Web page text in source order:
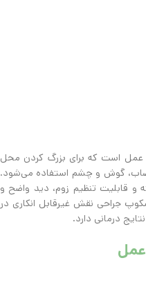
عمل است که برای بزرگ کردن محل
گوش و چشم استفاده می‌شود.
و قابلیت تنظیم زوم، دید واضح و
جراحی نقش غیرقابل انکاری در
درمانی دارد.